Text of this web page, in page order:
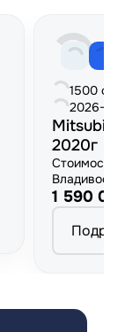
1500 cm
2026-
2020г
Стоимость
1 590